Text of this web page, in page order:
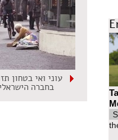
עוני ואי בטחון
בחברה